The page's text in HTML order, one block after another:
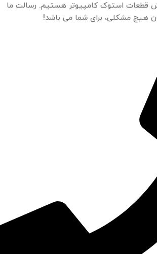
قطعات استوک کامپیوتر هستیم. رسالت ما
هیچ مشکلی، برای شما می باشد!